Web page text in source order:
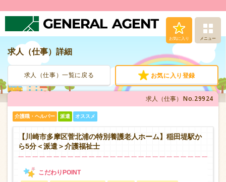
お気に入り メニュー
人材派遣サービス
転職支援サービス
登録から就業まで
求人（仕事）詳細
求人（仕事）一覧に戻る お気に入り登録
求人（仕事） No.29924
介護職・ヘルパー 派遣 オススメ
【川崎市多摩区菅北浦の特別養護老人ホーム】稲田堤駅か
ら5分＜派遣＞介護福祉士